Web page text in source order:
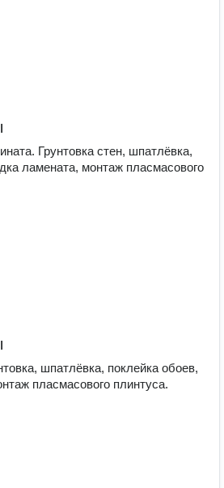
Грунтовка стен, шпатлёвка,
ламената, монтаж пласмасового
шпатлёвка, поклейка обоев,
пласмасового плинтуса.